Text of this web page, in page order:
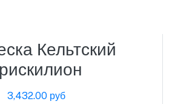
Кельтский
3,432.00 руб